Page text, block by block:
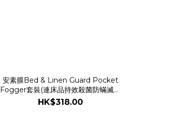
安素膜Bed & Linen Guard Pocket
Fogger套裝(連床品持效殺菌防蟎滅蝨
100ml補充裝)
HK$318.00